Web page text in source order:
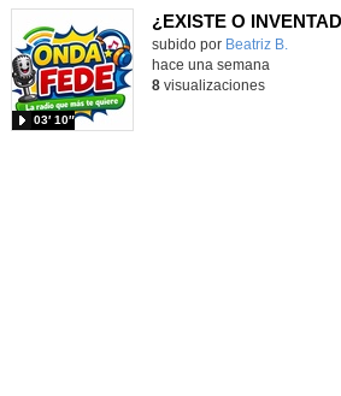
¿EXISTE O
Contenido educativo.
subido por Beatriz B.
03′ 10″
hace una semana
8visualizaciones